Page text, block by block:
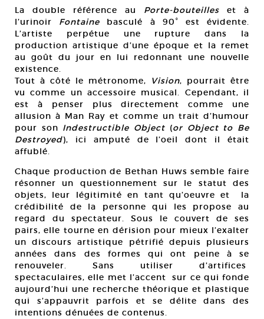
La double référence au Porte-bouteilles et à
l’urinoir Fontaine basculé à 90° est évidente.
L’artiste perpétue une rupture dans la
production artistique d’une époque et la remet
au goût du jour en lui redonnant une nouvelle
existence.
Tout à côté le métronome,
Vision, pourrait être
vu comme un accessoire musical. Cependant, il
est à penser plus directement comme une
allusion à Man Ray et comme un trait d’humour
pour son Indestructible Object (or Object to Be
Destroyed), ici amputé de l’oeil dont il était
affublé.
Chaque production de Bethan Huws semble faire
résonner un questionnement sur le statut des
objets, leur légitimité en tant qu’oeuvre et la
crédibilité de la personne qui les propose au
regard du spectateur. Sous le couvert de ses
pairs, elle tourne en dérision pour mieux l’exalter
un discours artistique pétrifié depuis plusieurs
années dans des formes qui ont peine à se
renouveler. Sans utiliser d’artifices
spectaculaires, elle met l’accent sur ce qui fonde
aujourd’hui une recherche théorique et plastique
qui s’appauvrit parfois et se délite dans des
intentions dénuées de contenus.